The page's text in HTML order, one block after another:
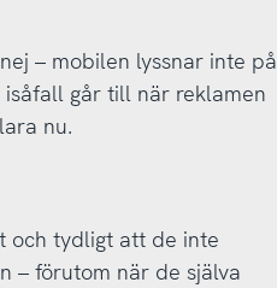
– mobilen lyssnar inte på
går till när reklamen
nu.
och tydligt att de inte
– förutom när de själva